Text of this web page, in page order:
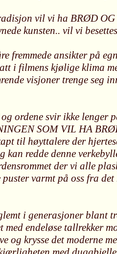
vil vi ha BRØD OG
kunsten.. vil vi
fremmede ansikter på
i filmens kjølige klima
visjoner trenge seg
ordene svir ikke lenger
SOM VIL HA
til høyttalere der
kan redde denne
der vi alle
puster varmt på oss fra det
i generasjoner blant
med endeløse tallrekker
og krysse det moderne